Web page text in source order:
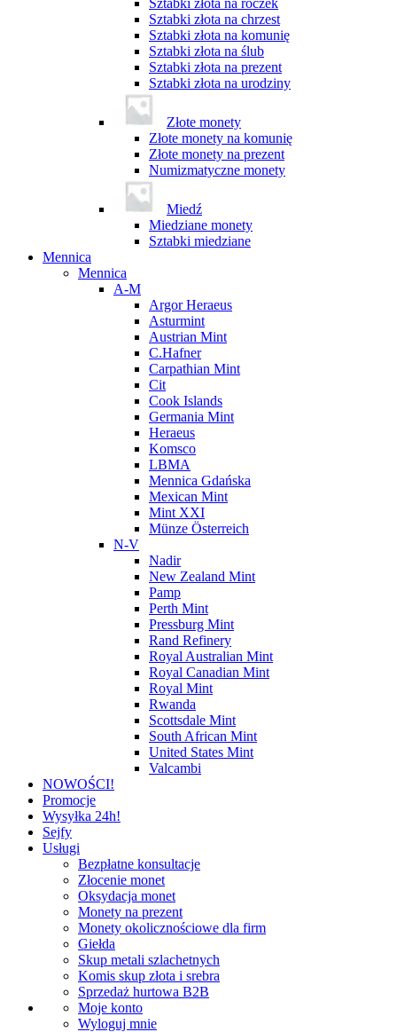
Sztabki złota na roczek
Sztabki złota na chrzest
Sztabki złota na komunię
Sztabki złota na ślub
Sztabki złota na prezent
Sztabki złota na urodziny
Złote monety
Złote monety na komunię
Złote monety na prezent
Numizmatyczne monety
Miedź
Miedziane monety
Sztabki miedziane
Mennica
Mennica
A-M
Argor Heraeus
Asturmint
Austrian Mint
C.Hafner
Carpathian Mint
Cit
Cook Islands
Germania Mint
Heraeus
Komsco
LBMA
Mennica Gdańska
Mexican Mint
Mint XXI
Münze Österreich
N-V
Nadir
New Zealand Mint
Pamp
Perth Mint
Pressburg Mint
Rand Refinery
Royal Australian Mint
Royal Canadian Mint
Royal Mint
Rwanda
Scottsdale Mint
South African Mint
United States Mint
Valcambi
NOWOŚCI!
Promocje
Wysyłka 24h!
Sejfy
Usługi
Bezpłatne konsultacje
Złocenie monet
Oksydacja monet
Monety na prezent
Monety okolicznościowe dla firm
Giełda
Skup metali szlachetnych
Komis skup złota i srebra
Sprzedaż hurtowa B2B
Moje konto
Wyloguj mnie